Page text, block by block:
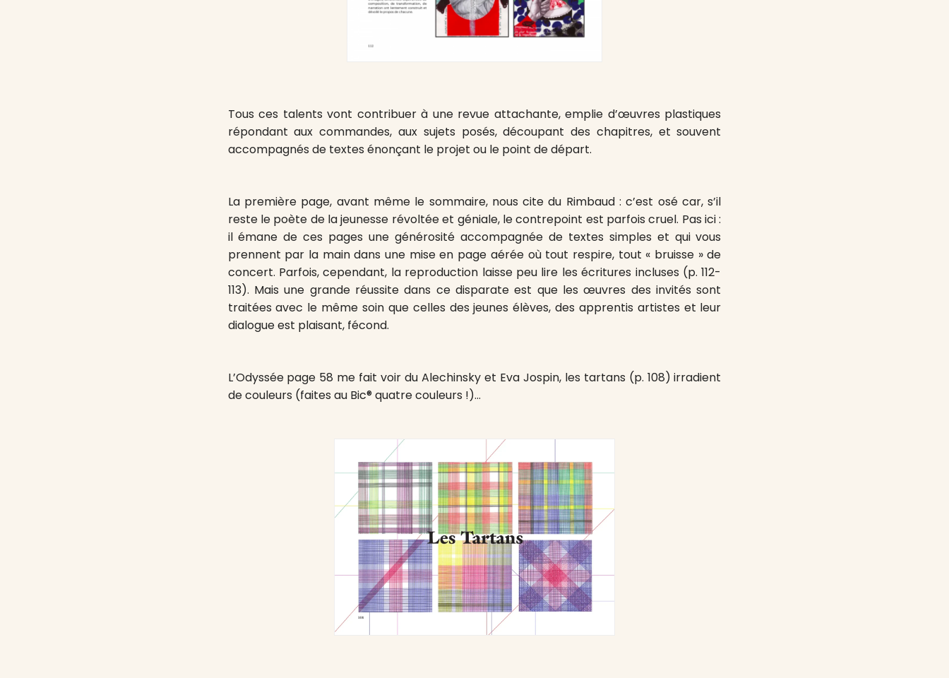
Tous ces talents vont contribuer à une revue attachante, emplie d’œuvres plastiques
répondant aux commandes, aux sujets posés, découpant des chapitres, et souvent
accompagnés de textes énonçant le projet ou le point de départ.
La première page, avant même le sommaire, nous cite du Rimbaud : c’est osé car, s’il
reste le poète de la jeunesse révoltée et géniale, le contrepoint est parfois cruel. Pas ici :
il émane de ces pages une générosité accompagnée de textes simples et qui vous
prennent par la main dans une mise en page aérée où tout respire, tout « bruisse » de
concert. Parfois, cependant, la reproduction laisse peu lire les écritures incluses (p. 112-
113). Mais une grande réussite dans ce disparate est que les œuvres des invités sont
traitées avec le même soin que celles des jeunes élèves, des apprentis artistes et leur
dialogue est plaisant, fécond.
L’Odyssée page 58 me fait voir du Alechinsky et Eva Jospin, les tartans (p. 108) irradient
de couleurs (faites au Bic® quatre couleurs !)…